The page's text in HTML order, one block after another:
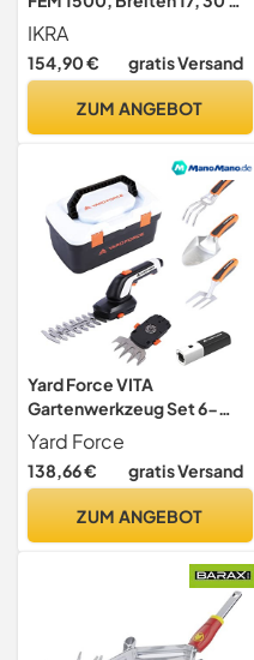
45 cm, inkl. Handgrubber
IKRA
154,90 € gratis Versand
ZUM ANGEBOT
Yard Force VITA
Gartenwerkzeug Set 6-
teilig inkl. Koffer I
Elektrische Grasschere mit
4Ah Akku & Ladegerät I
für kleine Gärten und Balkon
Yard Force
138,66 € gratis Versand
ZUM ANGEBOT